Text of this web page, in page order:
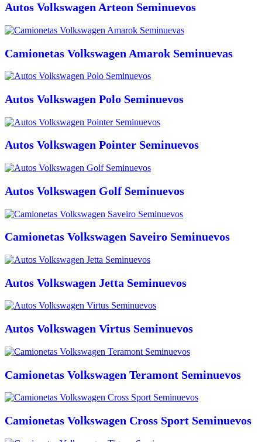
Autos Volkswagen Arteon Seminuevos
Camionetas Volkswagen Amarok Seminuevas
Autos Volkswagen Polo Seminuevos
Autos Volkswagen Pointer Seminuevos
Autos Volkswagen Golf Seminuevos
Camionetas Volkswagen Saveiro Seminuevos
Autos Volkswagen Jetta Seminuevos
Autos Volkswagen Virtus Seminuevos
Camionetas Volkswagen Teramont Seminuevos
Camionetas Volkswagen Cross Sport Seminuevos